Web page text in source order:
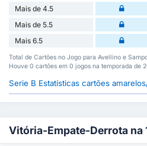
Mais de 4.5
Mais de 5.5
Mais 6.5
Total de Cartões no Jogo para Avellino e
Houve 0 cartões em 0 jogos na temporada de
Serie B Estatísticas cartões
Vitória-Empate-Derrota na